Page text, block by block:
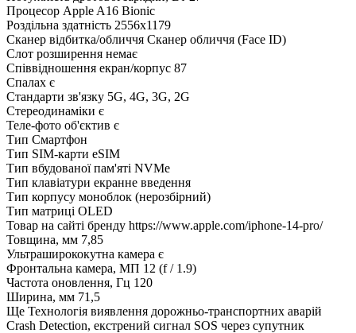
Процесор Apple A16 Bionic
Роздільна здатність 2556x1179
Сканер відбитка/обличчя Сканер обличчя (Face ID)
Слот розширення немає
Співвідношення екран/корпус 87
Спалах є
Стандарти зв'язку 5G, 4G, 3G, 2G
Стереодинаміки є
Теле-фото об'єктив є
Тип Смартфон
Тип SIM-карти eSIM
Тип вбудованої пам'яті NVMe
Тип клавіатури екранне введення
Тип корпусу моноблок (нерозбірний)
Тип матриці OLED
Товар на сайті бренду https://www.apple.com/iphone-14-pro/
Товщина, мм 7,85
Ультраширококутна камера є
Фронтальна камера, МП 12 (f / 1.9)
Частота оновлення, Гц 120
Ширина, мм 71,5
Ще Технологія виявлення дорожньо-транспортних аварій
Crash Detection, екстрений сигнал SOS через супутник